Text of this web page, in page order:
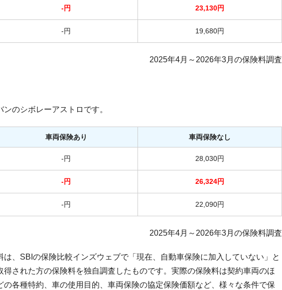
-円 23,130円
-円 19,680円
2025年4月～2026年3月の保険料調査
のシボレーアストロです。
車両保険あり 車両保険なし
-円 28,030円
-円 26,324円
-円 22,090円
2025年4月～2026年3月の保険料調査
は、SBIの保険比較インズウェブで「現在、自動車保険に加入していない」と
得された方の保険料を独自調査したものです。実際の保険料は契約車両のほ
の各種特約、車の使用目的、車両保険の協定保険価額など、様々な条件で保